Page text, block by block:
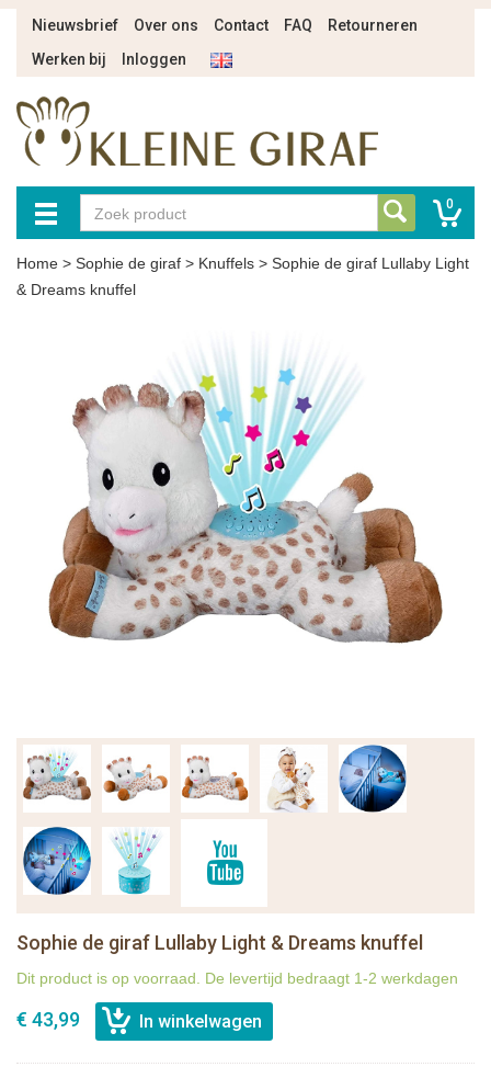
Nieuwsbrief Over ons Contact FAQ
Retourneren
Werken bij
Inloggen
0
Home > Sophie de giraf > Knuffels > Sophie de giraf Lullaby Light
& Dreams knuffel
Sophie de giraf Lullaby Light & Dreams knuffel
Dit product is op voorraad. De levertijd bedraagt 1-2 werkdagen
€ 43,99